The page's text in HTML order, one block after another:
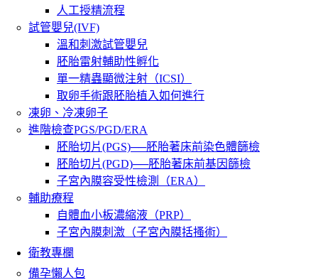
人工授精流程
試管嬰兒(IVF)
溫和刺激試管嬰兒
胚胎雷射輔助性孵化
單一精蟲顯微注射（ICSI）
取卵手術跟胚胎植入如何進行
凍卵、冷凍卵子
進階檢查PGS/PGD/ERA
胚胎切片(PGS)──胚胎著床前染色體篩檢
胚胎切片(PGD)──胚胎著床前基因篩檢
子宮內膜容受性檢測（ERA）
輔助療程
自體血小板濃縮液（PRP）
子宮內膜刺激（子宮內膜括搔術）
衛教專欄
備孕懶人包